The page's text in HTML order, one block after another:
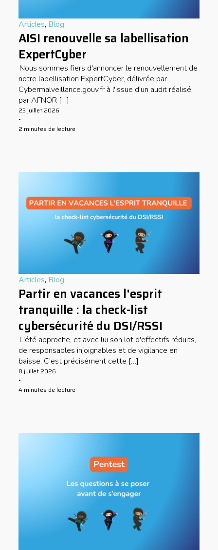
Articles, Blog
AISI renouvelle sa labellisation
ExpertCyber
Nous sommes fiers d'annoncer le renouvellement de
notre labellisation ExpertCyber, délivrée par
Cybermalveillance.gouv.fr à l'issue d'un audit réalisé
par AFNOR […]
23 juillet 2026
•
2 minutes de lecture
Articles, Blog
Partir en vacances l'esprit
tranquille : la check-list
cybersécurité du DSI/RSSI
L'été approche, et avec lui son lot d'effectifs réduits,
de responsables injoignables et de vigilance en
baisse. C'est précisément cette […]
8 juillet 2026
•
4 minutes de lecture